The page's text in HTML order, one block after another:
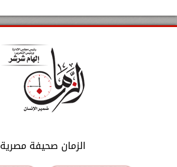
الزمان صحيفة مصرية